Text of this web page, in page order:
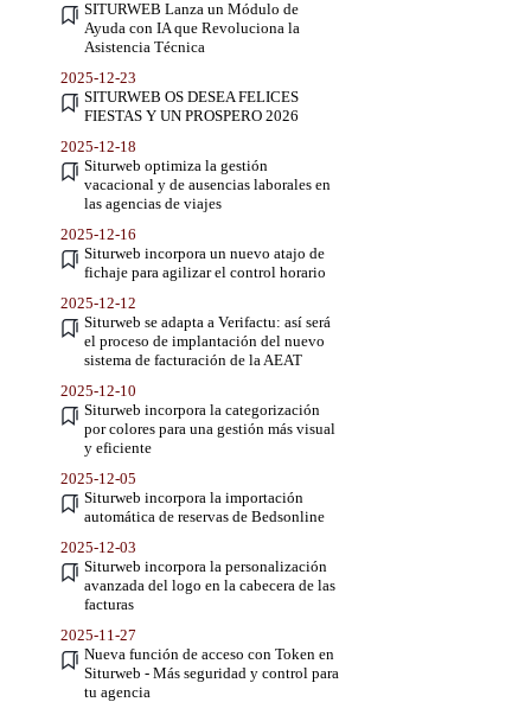
SITURWEB Lanza un Módulo de
Ayuda con IA que Revoluciona la
Asistencia Técnica
2025-12-23
SITURWEB OS DESEA FELICES
FIESTAS Y UN PROSPERO 2026
2025-12-18
Siturweb optimiza la gestión
vacacional y de ausencias laborales en
las agencias de viajes
2025-12-16
Siturweb incorpora un nuevo atajo de
fichaje para agilizar el control horario
2025-12-12
Siturweb se adapta a Verifactu: así será
el proceso de implantación del nuevo
sistema de facturación de la AEAT
2025-12-10
Siturweb incorpora la categorización
por colores para una gestión más visual
y eficiente
2025-12-05
Siturweb incorpora la importación
automática de reservas de Bedsonline
2025-12-03
Siturweb incorpora la personalización
avanzada del logo en la cabecera de las
facturas
2025-11-27
Nueva función de acceso con Token en
Siturweb - Más seguridad y control para
tu agencia